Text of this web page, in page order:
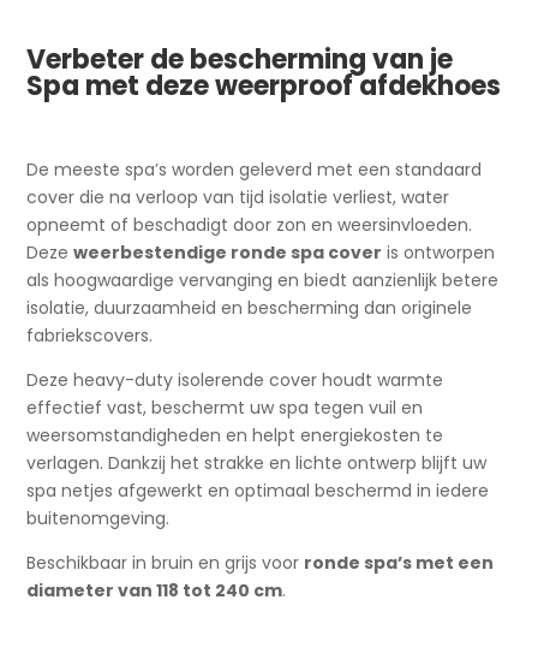
Verbeter de bescherming van je
Spa met deze weerproof afdekhoes
De meeste spa’s worden geleverd met een standaard
cover die na verloop van tijd isolatie verliest, water
opneemt of beschadigt door zon en weersinvloeden.
Dezeweerbestendige ronde spa cover is ontworpen
als hoogwaardige vervanging en biedt aanzienlijk betere
isolatie, duurzaamheid en bescherming dan originele
fabriekscovers.
Deze heavy-duty isolerende cover houdt warmte
effectief vast, beschermt uw spa tegen vuil en
weersomstandigheden en helpt energiekosten te
verlagen. Dankzij het strakke en lichte ontwerp blijft uw
spa netjes afgewerkt en optimaal beschermd in iedere
buitenomgeving.
Beschikbaar in bruin en grijs voor ronde spa’s met een
diameter van 118 tot 240 cm.